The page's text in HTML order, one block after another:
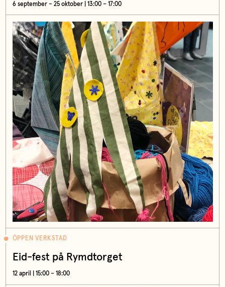
6 september – 25 oktober | 13:00 – 17:00
ÖPPEN VERKSTAD
Eid-fest på Rymdtorget
12 april | 15:00 – 18:00